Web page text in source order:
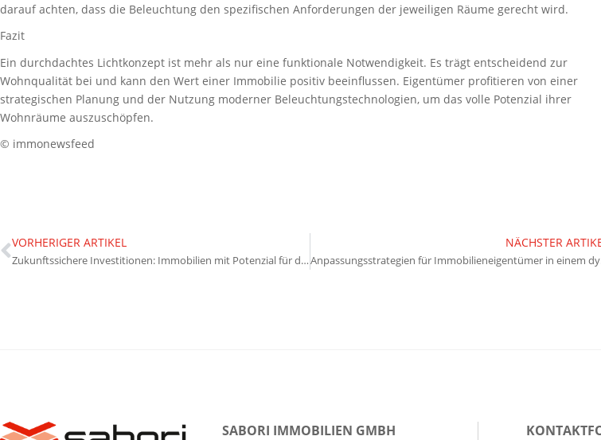
darauf achten, dass die Beleuchtung den spezifischen Anforderungen der jeweiligen Räume gerecht wird.
Fazit
Ein durchdachtes Lichtkonzept ist mehr als nur eine funktionale Notwendigkeit. Es trägt entscheidend zur
Wohnqualität bei und kann den Wert einer Immobilie positiv beeinflussen. Eigentümer profitieren von einer
strategischen Planung und der Nutzung moderner Beleuchtungstechnologien, um das volle Potenzial ihrer
Wohnräume auszuschöpfen.
© immonewsfeed
VORHERIGER ARTIKEL
Zukunftssichere Investitionen: Immobilien mit Potenzial für die nächsten Jahrzehnte
NÄCHSTER
SABORI IMMOBILIEN GMBH